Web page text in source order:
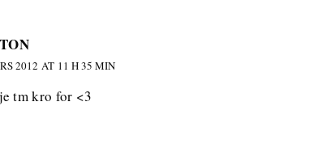
2012 AT 11 H 35 MIN
tm kro for <3